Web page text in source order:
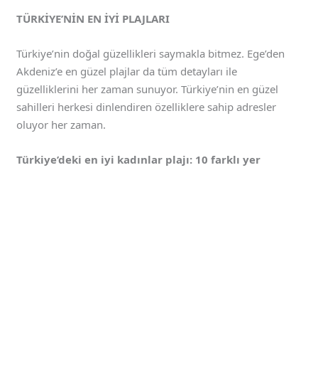
TÜRKİYE’NİN EN İYİ PLAJLARI
Türkiye’nin doğal güzellikleri saymakla bitmez. Ege’den
Akdeniz’e en güzel plajlar da tüm detayları ile
güzelliklerini her zaman sunuyor. Türkiye’nin en güzel
sahilleri herkesi dinlendiren özelliklere sahip adresler
oluyor her zaman.
Türkiye’deki en iyi kadınlar plajı: 10 farklı yer